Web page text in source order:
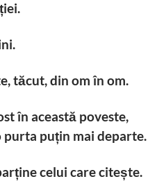
tăcut, din om în om.
în această poveste,
purta puțin mai departe.
celui care citește.